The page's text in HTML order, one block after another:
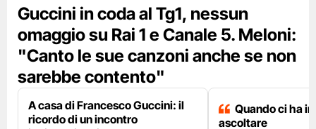
Guccini in coda al Tg1, nessun
omaggio su Rai 1 e Canale 5. Meloni:
"Canto le sue canzoni anche se non
sarebbe contento"
A casa di Francesco Guccini: il
ricordo di un incontro
Quando ci ha
ascoltare